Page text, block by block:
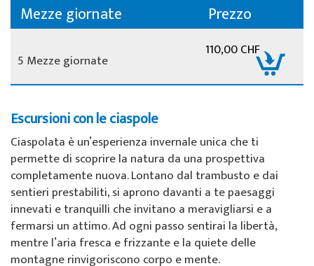
Mezze giornate Prezzo
5 Mezze giornate
110,00 CHF
Escursioni con le ciaspole
Ciaspolata è un’esperienza invernale unica che ti
permette di scoprire la natura da una prospettiva
completamente nuova. Lontano dal trambusto e dai
sentieri prestabiliti, si aprono davanti a te paesaggi
innevati e tranquilli che invitano a meravigliarsi e a
fermarsi un attimo. Ad ogni passo sentirai la libertà,
mentre l’aria fresca e frizzante e la quiete delle
montagne rinvigoriscono corpo e mente.